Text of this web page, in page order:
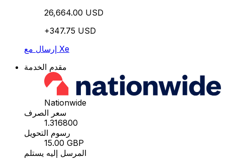
26,664.00 USD
+347.75 USD
إرسال مع Xe
مقدم الخدمة
Nationwide
سعر الصرف
1.316800
رسوم التحويل
15.00 GBP
المرسل إليه يستلم